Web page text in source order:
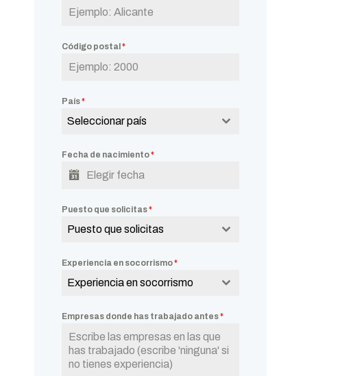
Código postal *
País*
Seleccionar país
Fecha de nacimiento*
Puesto que solicitas*
Puesto que solicitas
Experiencia en socorrismo*
Experiencia en socorrismo
Empresas donde has trabajado antes*